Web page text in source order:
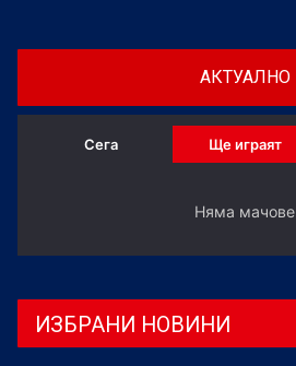
АКТУАЛНО
Сега Ще играят
Няма мачове
ИЗБРАНИ НОВИНИ